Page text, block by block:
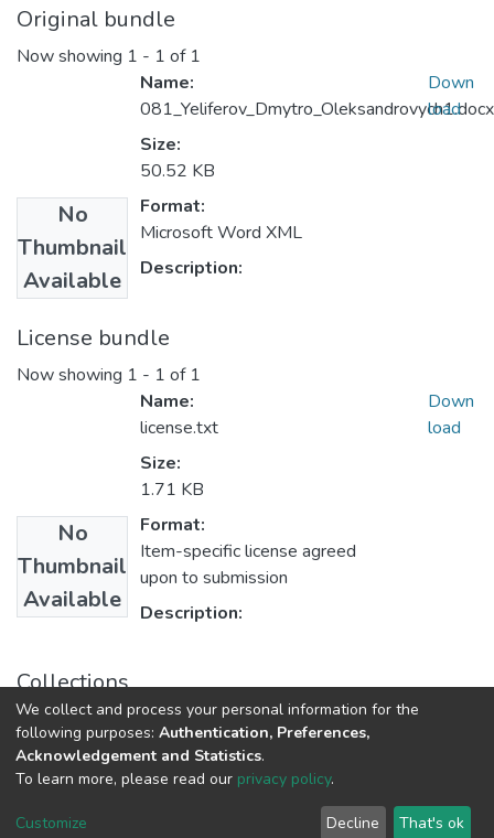
Original bundle
Now showing 1 - 1 of 1
No
Thumbnail
Available
Name:
081_Yeliferov_Dmytro_Oleksandrovych1.docx
Size:
50.52 KB
Format:
Microsoft Word XML
Description:
Down
load
License bundle
Now showing 1 - 1 of 1
No
Thumbnail
Available
Name:
license.txt
Size:
1.71 KB
Format:
Item-specific license agreed
upon to submission
Description:
Down
load
Collections
Економіко-правовий факультет
DSpace software copyright © 2009-2026
Cookie
End User
Send
We collect and process your personal information for the
following purposes: Authentication, Preferences,
Acknowledgement and Statistics.
To learn more, please read our privacy policy.
Customize Decline That's ok